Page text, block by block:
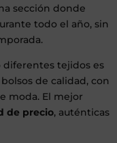
sección donde
todo el año, sin
diferentes tejidos es
de calidad, con
moda. El mejor
de precio, auténticas